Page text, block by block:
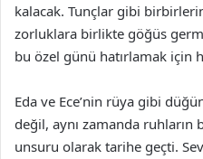
kalacak. Tunçlar gibi
zorluklara birlikte göğüs
bu özel günü hatırlamak için
Eda ve Ece’nin rüya gibi
değil, aynı zamanda ruhların
unsuru olarak tarihe geçti.